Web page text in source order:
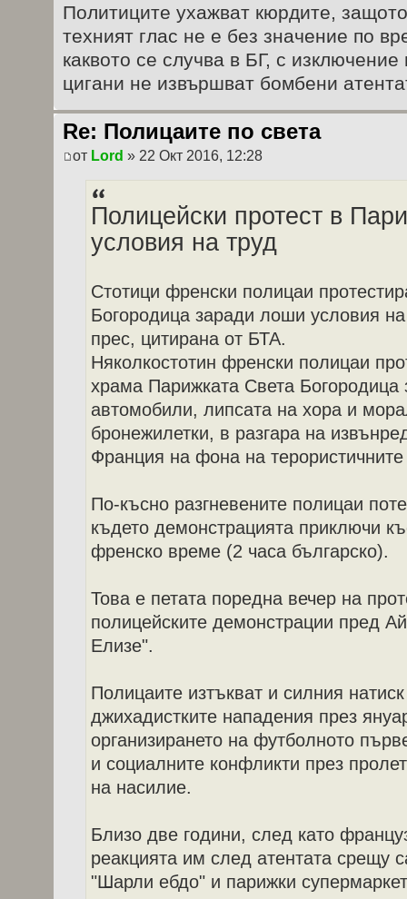
Политиците ухажват кюрдите,
техният глас не е без значение по
каквото се случва в БГ, с
цигани не извършват бомбени
Re: Полицаите по света
от Lord » 22 Окт 2016, 12:28
Полицейски протест в
условия на труд
Стотици френски полицаи
Богородица заради лоши условия
прес, цитирана от БТА.
Няколкостотин френски полицаи
храма Парижката Света Богородица
автомобили, липсата на хора и
бронежилетки, в разгара на
Франция на фона на
По-късно разгневените полицаи
където демонстрацията приключи
френско време (2 часа българско).
Това е петата поредна вечер на
полицейските демонстрации пред
Елизе".
Полицаите изтъкват и силния
джихадистките нападения през
организирането на футболното
и социалните конфликти през
на насилие.
Близо две години, след като
реакцията им след атентата срещу
"Шарли ебдо" и парижки